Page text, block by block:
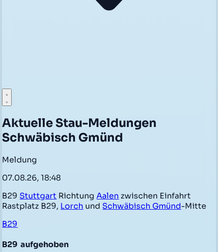
Aktuelle Stau-Meldungen
Schwäbisch Gmünd
Meldung
07.08.26, 18:48
B29 Stuttgart RichtungAalen zwischen Einfahrt
Rastplatz B29, Lorch und Schwäbisch Gmünd-Mitte
B29
B29 aufgehoben